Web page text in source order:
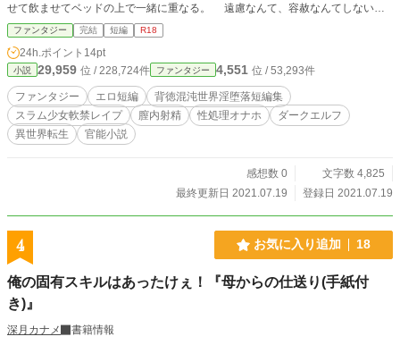
せて飲ませてベッドの上で一緒に重なる。 遠慮なんて、容赦なんてしない。
彼女は『なんでもする』と言ったのだ。三か月続く雪深い冬の間、僕の庇護へ
入る代わりに。なら、『なんでもする』のが正しいのであり、脚を掴んで無理矢
理拡げる。 いつまで嫌がり、拒んでいられる？ まぁ、春より早く、身体だ
けは正直させてやろうか……。 ※本作は『背徳混沌世界 淫堕落短編集』とし
てノクターンノベルズにも投稿しています。
ファンタジー 完結 短編 R18
24h.ポイント 14pt
小説 29,959 位 / 228,724件 ファンタジー 4,551 位 / 53,293件
ファンタジー エロ短編
背徳混沌世界淫堕落短編集
スラム少女軟禁レイプ
膣内射精 性処理オナホ
ダークエルフ
異世界転生
官能小説
感想数 0
文字数 4,825
最終更新日 2021.07.19
登録日 2021.07.19
4 お気に入り追加 18
俺の固有スキルはあったけぇ！『母からの仕送り(手紙付
き)』
深月カナメ
書籍情報